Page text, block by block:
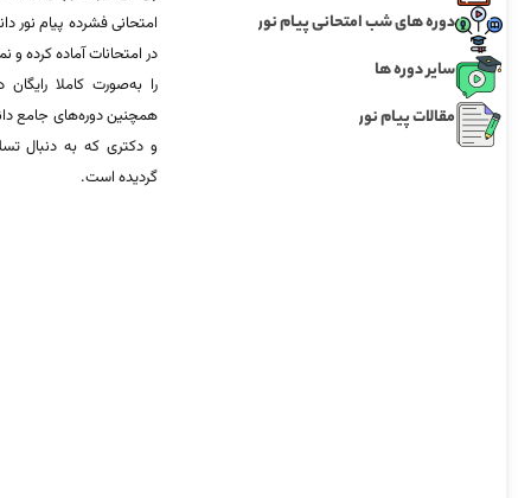
دوره های شب امتحانی پیام نور
سایر دوره ها
مقالات پیام نور
امتحانی فشرده پیام نور
در امتحانات آماده‌ کرده
را به‌صورت کاملا
همچنین دوره‌های جامع
و دکتری که به دنبال
گردیده است.